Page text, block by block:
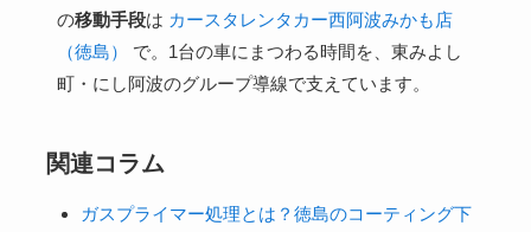
の移動手段は カースタレンタカー西阿波みかも店
（徳島）
で。1台の車にまつわる時間を、東みよし
町・にし阿波のグループ導線で支えています。
関連コラム
ガスプライマー処理とは？徳島のコーティング下